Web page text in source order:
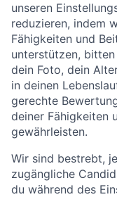
unseren
reduzieren, indem
Fähigkeiten und
unterstützen,
dein Foto, dein
in deinen
gerechte
deiner Fähigkeiten
gewährleisten.
Wir sind bestrebt,
zugängliche
du während des